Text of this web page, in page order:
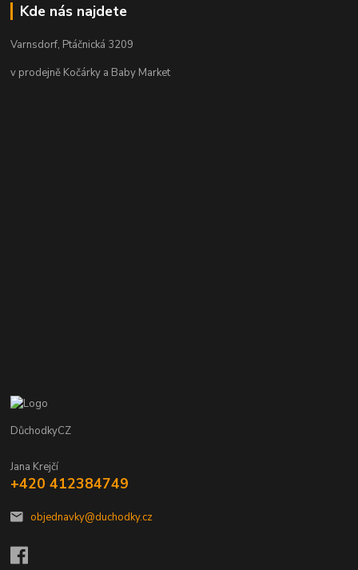
Kde nás najdete
Varnsdorf, Ptáčnická 3209
v prodejně Kočárky a Baby Market
DůchodkyCZ
Jana Krejčí
+420 412384749
objednavky@duchodky.cz